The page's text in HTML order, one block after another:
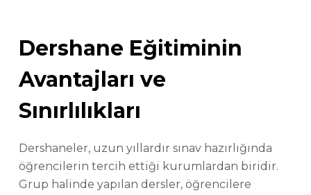
Dershane Eğitiminin
Avantajları ve
Sınırlılıkları
Dershaneler, uzun yıllardır sınav hazırlığında
öğrencilerin tercih ettiği kurumlardan biridir.
Grup halinde yapılan dersler, öğrencilere